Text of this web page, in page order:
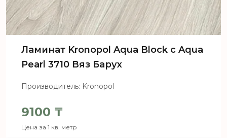
Ламинат Kronopol Aqua Block c Aqua
Pearl 3710 Вяз Барух
Производитель: Kronopol
9100 ₸
Цена за 1 кв. метр